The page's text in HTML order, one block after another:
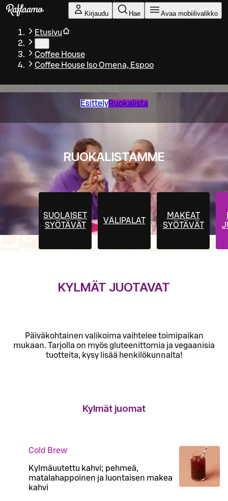
Siirry pääsisältöön
Kirjaudu Hae Avaa mobiilivalikko
Etusivu
Coffee House
Coffee House Iso Omena, Espoo
EsittelyRuokalista
RUOKALISTAMME
SUOLAISET
SYÖTÄVÄT
VÄLIPALAT
MAKEAT
SYÖTÄVÄT
KYLMÄT JUOTAVAT
Päiväkohtainen valikoima vaihtelee toimipaikan
mukaan. Tarjolla on myös gluteenittomia ja vegaanisia
tuotteita, kysy lisää henkilökunnalta!
Kylmät juomat
Cold Brew
Kylmäuutettu kahvi; pehmeä,
matalahappoinen ja luontaisen makea
kahvi